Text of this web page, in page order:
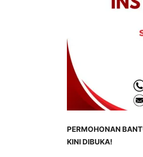
PERMOHONAN
KINI DIBUKA!